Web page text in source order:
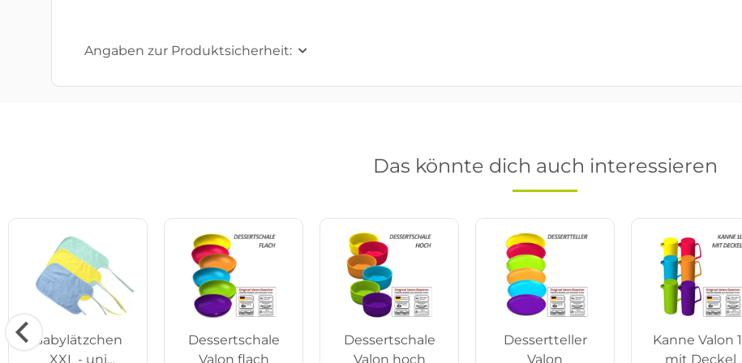
Angaben zur Produktsicherheit:
Das könnte dich auch interessieren
Babylätzchen
XXL - uni
Dessertschale
Valon flach
Dessertschale
Valon hoch
Dessertteller
Valon
Kanne Valon 1 l
mit Deckel